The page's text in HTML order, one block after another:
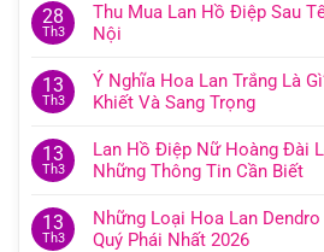
28
Th3
Thu Mua Lan Hồ Điệp Sau
Nội
13
Th3
Ý Nghĩa Hoa Lan Trắng Là
Khiết Và Sang Trọng
13
Th3
Lan Hồ Điệp Nữ Hoàng Đài
Những Thông Tin Cần Biết
13
Th3
Những Loại Hoa Lan
Quý Phái Nhất 2026